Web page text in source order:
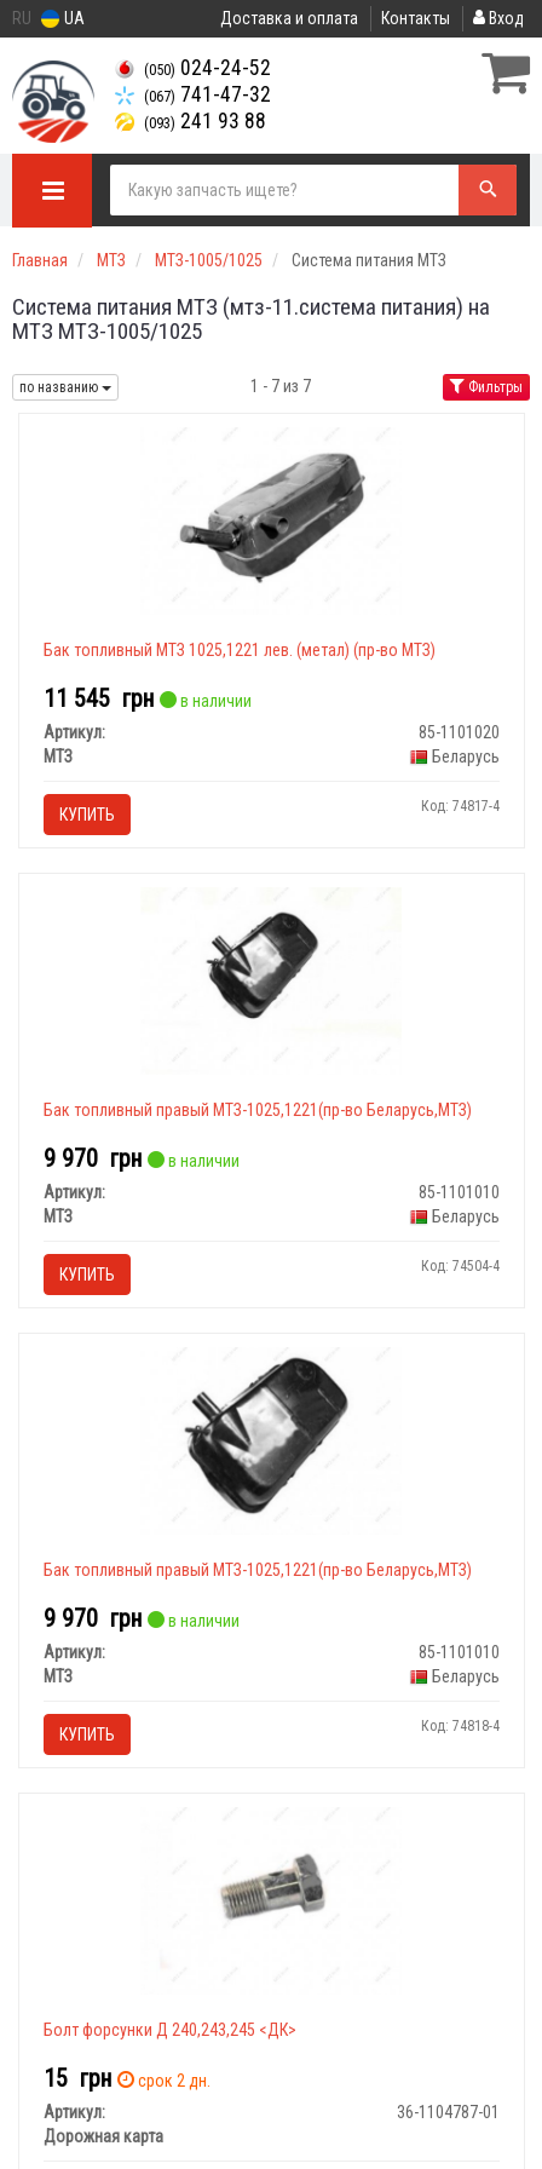
RU UA Доставка и оплата Контакты Вход
(050) 024-24-52
(067) 741-47-32
(093) 241 93 88
Главная МТЗ МТЗ-1005/1025 Система питания МТЗ
Система питания МТЗ (мтз-11.система питания) на
МТЗ МТЗ-1005/1025
по названию 1 - 7 из 7 Фильтры
Бак топливный МТЗ 1025,1221 лев. (метал) (пр-во МТЗ)
11 545 грн
в наличии
Артикул:
85-1101020
МТЗ
Беларусь
КУПИТЬ Код: 74817-4
Бак топливный правый МТЗ-1025,1221(пр-во Беларусь,МТЗ)
9 970 грн
в наличии
Артикул:
85-1101010
МТЗ
Беларусь
КУПИТЬ Код: 74504-4
Бак топливный правый МТЗ-1025,1221(пр-во Беларусь,МТЗ)
9 970 грн
в наличии
Артикул:
85-1101010
МТЗ
Беларусь
КУПИТЬ Код: 74818-4
Болт форсунки Д 240,243,245 <ДК>
15 грн
срок 2 дн.
Артикул:
36-1104787-01
Дорожная карта